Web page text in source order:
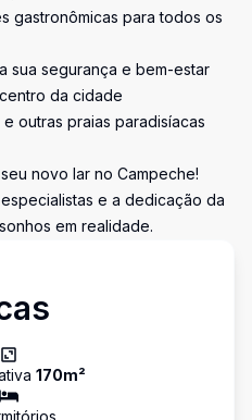
gastronômicas para todos os
sua segurança e bem-estar
da cidade
outras praias paradisíacas
novo lar no Campeche!
e a dedicação da
em realidade.
170m²
s